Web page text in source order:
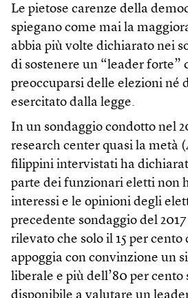
Le pietose carenze della
spiegano come mai la
abbia più volte dichiarato nei
di sostenere un “leader forte”
preoccuparsi delle elezioni né
esercitato dalla legge.
In un sondaggio condotto nel
research center quasi la metà
filippini intervistati ha
parte dei funzionari eletti non
interessi e le opinioni degli
precedente sondaggio del
rilevato che solo il 15 per
appoggia con convinzione un
liberale e più dell’80 per cento
disponibile a valutare un